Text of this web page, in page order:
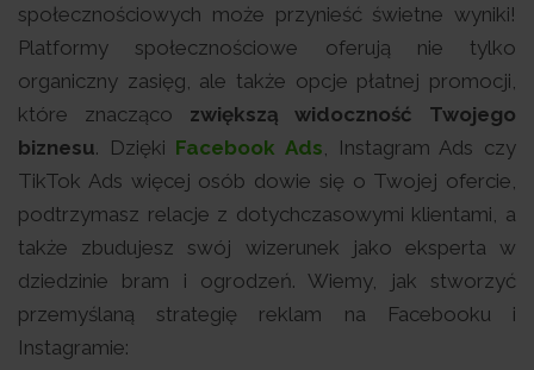
społecznościowych może przynieść świetne wyniki!
Platformy społecznościowe oferują nie tylko
organiczny zasięg, ale także opcje płatnej promocji,
które znacząco zwiększą widoczność Twojego
biznesu. Dzięki Facebook Ads , Instagram Ads czy
TikTok Ads więcej osób dowie się o Twojej ofercie,
podtrzymasz relacje z dotychczasowymi klientami, a
także zbudujesz swój wizerunek jako eksperta w
dziedzinie bram i ogrodzeń. Wiemy, jak stworzyć
przemyślaną strategię reklam na Facebooku i
Instagramie: